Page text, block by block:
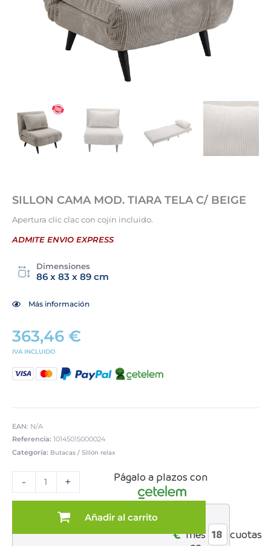
SILLON CAMA MOD. TIARA TELA C/ BEIGE
Apertura clic clac con cojín incluido.
ADMITE ENVIO EXPRESS
Dimensiones
86 x 83 x 89 cm
Más información
363,46 €
IVA INCLUIDO
EAN: N/A
Referencia: 10145015000024
Categoría: Butacas / Sillón relax
-
TIARA
BEIGE
+
Añadir al carrito
Págalo a plazos con
€*mes
cuotas